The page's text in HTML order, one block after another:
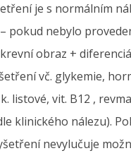
je s normálním
pokud nebylo
obraz +
vč. glykemie,
listové, vit. B12 ,
klinického nálezu).
nevylučuje